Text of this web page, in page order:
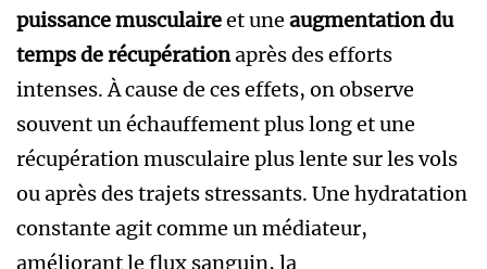
puissance musculaireet une augmentation du
temps de récupérationaprès des efforts
intenses. À cause de ces effets, on observe
souvent un échauffement plus long et une
récupération musculaire plus lente sur les vols
ou après des trajets stressants. Une hydratation
constante agit comme un médiateur,
améliorant le flux sanguin, la